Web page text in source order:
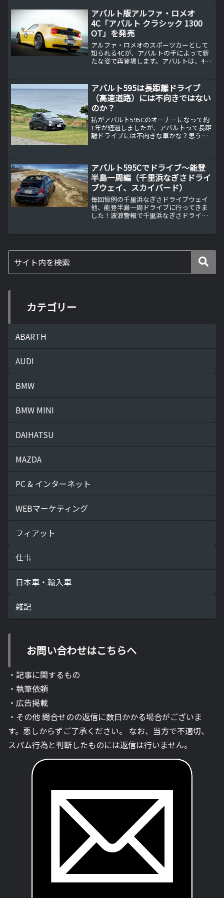
まうリスクは高く、傷がついたり、最悪
の場合には凹んでしまう...
アバルト版アルファ・ロメオ
4C「アバルト クラシック 1300
OT」を発売
アルファ・ロメオのスポーツカーとして
知られる4Cが、アバルトの手によって新
たな姿で再登場します。アバルトは、4C
スを注入した「アバルト クラシック 1300
OT」を世界...
アバルト595は長距離ドライブ
（高速道路）には不向きではない
のか？
私がアバルト595Cのオーナーになって約
1年が経過しましたが、アバルトって長距
離ドライブには不向きな車かな？思うこ
アバルト595Cでドライブ〜能登
半島一周編（千里浜なぎさドライ
ブウェイ、スカイバード）
毎回恒例の千里浜なぎさドライブウェイ
他、能登半島一周ドライブに行ってきま
した！波浪警報で千里浜なぎさドライブ
カテゴリー
ABARTH
AUDI
BMW
BMW MINI
DAIHATSU
MAZDA
PC & インターネット
WEBマーケティング
フィアット
仕事
日本車・輸入車
雑記
お問い合わせはこちらへ
・記事に関するもの
・執筆依頼
・広告掲載
・その他 問合せのの返信に数日かかる場合がございま
す。悪しからずご了承ください。 なお、当方で不適切、
スパム行為と判断したものには返信は行いません。